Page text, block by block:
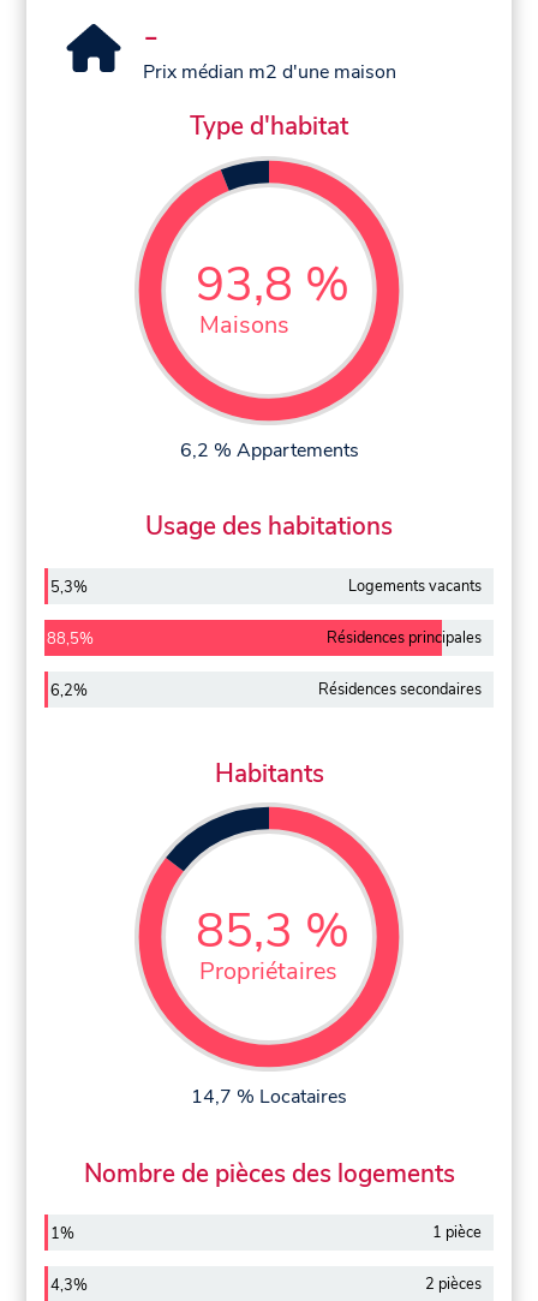
-
Prix médian m2 d'une maison
Type d'habitat
93,8 %
Maisons
6,2 % Appartements
Usage des habitations
5,3% Logements vacants
88,5% Résidences principales
6,2% Résidences secondaires
Habitants
85,3 %
Propriétaires
14,7 % Locataires
Nombre de pièces des logements
1% 1 pièce
4,3% 2 pièces